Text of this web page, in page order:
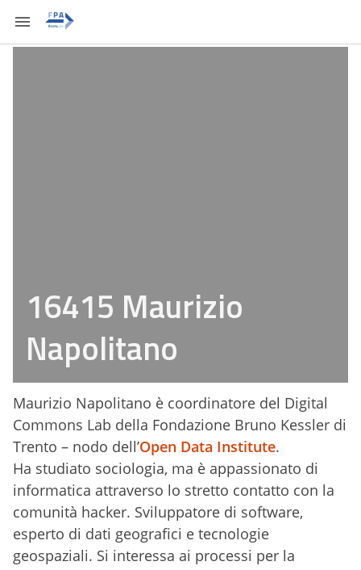
16415 Maurizio
Napolitano
Maurizio Napolitano è coordinatore del Digital
Commons Lab della Fondazione Bruno Kessler di
Trento – nodo dell’Open Data Institute.
Ha studiato sociologia, ma è appassionato di
informatica attraverso lo stretto contatto con la
comunità hacker. Sviluppatore di software,
esperto di dati geografici e tecnologie
geospaziali. Si interessa ai processi per la